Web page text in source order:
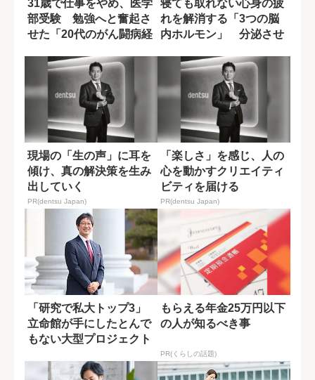
31歳で仕事をやめ、医学
部受験 勉強へと奮起さ
せた「20代のがん闘病経
寝ても取れない心身の疲
れを解消する「3つの脳
内ホルモン」 分泌させ
現場の「生の声」に耳を
傾け、真の解決策を生み
出していく
PR(dentsu Japan)
「楽しさ」を感じ、人の
心を動かすクリエイティ
ビティを届ける
PR(dentsu Japan)
「研究で私大トップ3」
立命館が手にしたとんで
もない大型プロジェクト
もらえる年金25万円以下
の人が知るべき事
PR(くらしの話題)